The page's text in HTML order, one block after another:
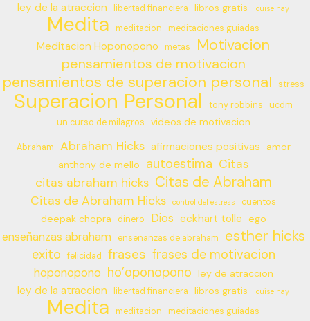
ley de la atraccion libertad financiera libros gratis louise hay
Medita meditacion meditaciones guiadas
Meditacion Hoponopono metas Motivacion
pensamientos de motivacion
pensamientos de superacion personal stress
Superacion Personal tony robbins
ucdm
un curso de milagros
videos de motivacion
Abraham Abraham Hicks afirmaciones positivas
amor
anthony de mello
autoestima Citas
citas abraham hicks Citas de Abraham
Citas de Abraham Hicks control del estress cuentos
deepak chopra dinero Dios eckhart tolle ego
enseñanzas abraham enseñanzas de abraham esther hicks
exito felicidad frases frases de motivacion
hoponopono ho’oponopono ley de atraccion
ley de la atraccion libertad financiera libros gratis louise hay
Medita meditacion meditaciones guiadas